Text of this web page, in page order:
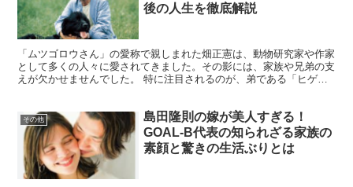
後の人生を徹底解説
「ムツゴロウさん」の愛称で親しまれた畑正憲は、動物研究家や作家
として多くの人々に愛されてきました。その影には、家族や兄弟の支
えが欠かせませんでした。 特に注目されるのが、弟である「ヒゲさ
その他
島田隆則の嫁が美人すぎる！
GOAL-B代表の知られざる家族の
素顔と驚きの生活ぶりとは